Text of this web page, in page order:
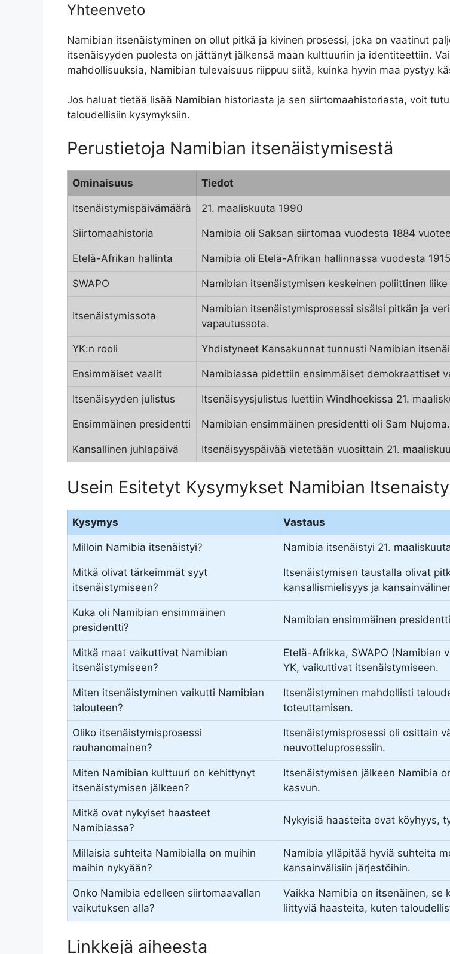
Yhteenveto
Namibian itsenäistyminen on ollut pitkä ja kivinen prosessi, joka on vaatinut
itsenäisyyden puolesta on jättänyt jälkensä maan kulttuuriin ja identiteettiin.
mahdollisuuksia, Namibian tulevaisuus riippuu siitä, kuinka hyvin maa pystyy
Jos haluat tietää lisää Namibian historiasta ja sen siirtomaahistoriasta, voit
taloudellisiin kysymyksiin.
Perustietoja Namibian itsenäistymisestä
Ominaisuus Tiedot
Itsenäistymispäivämäärä 21. maaliskuuta 1990
Siirtomaahistoria Namibia oli Saksan siirtomaa vuodesta 1884
Etelä-Afrikan hallinta Namibia oli Etelä-Afrikan hallinnassa vuodesta
SWAPO Namibian itsenäistymisen keskeinen poliittinen liike
Itsenäistymissota
Namibian itsenäistymisprosessi sisälsi pitkän ja
vapautussota.
YK:n rooli Yhdistyneet Kansakunnat tunnusti Namibian
Ensimmäiset vaalit Namibiassa pidettiin ensimmäiset demokraattiset
Itsenäisyyden julistus Itsenäisyysjulistus luettiin Windhoekissa 21.
Ensimmäinen presidentti Namibian ensimmäinen presidentti oli Sam Nujoma.
Kansallinen juhlapäivä Itsenäisyyspäivää vietetään vuosittain 21.
Usein Esitetyt Kysymykset Namibian
Kysymys Vastaus
Milloin Namibia itsenäistyi? Namibia itsenäistyi 21.
Mitkä olivat tärkeimmät syyt
itsenäistymiseen?
Itsenäistymisen taustalla olivat
kansallismielisyys ja
Kuka oli Namibian ensimmäinen
presidentti?
Namibian ensimmäinen
Mitkä maat vaikuttivat Namibian
itsenäistymiseen?
Etelä-Afrikka, SWAPO (Namibian
YK, vaikuttivat itsenäistymiseen.
Miten itsenäistyminen vaikutti Namibian
talouteen?
Itsenäistyminen mahdollisti
toteuttamisen.
Oliko itsenäistymisprosessi
rauhanomainen?
Itsenäistymisprosessi oli osittain
neuvotteluprosessiin.
Miten Namibian kulttuuri on kehittynyt
itsenäistymisen jälkeen?
Itsenäistymisen jälkeen Namibia
kasvun.
Mitkä ovat nykyiset haasteet
Namibiassa?
Nykyisiä haasteita ovat köyhyys,
Millaisia suhteita Namibialla on muihin
maihin nykyään?
Namibia ylläpitää hyviä suhteita
kansainvälisiin järjestöihin.
Onko Namibia edelleen siirtomaavallan
vaikutuksen alla?
Vaikka Namibia on itsenäinen, se
liittyviä haasteita, kuten
Linkkejä aiheesta